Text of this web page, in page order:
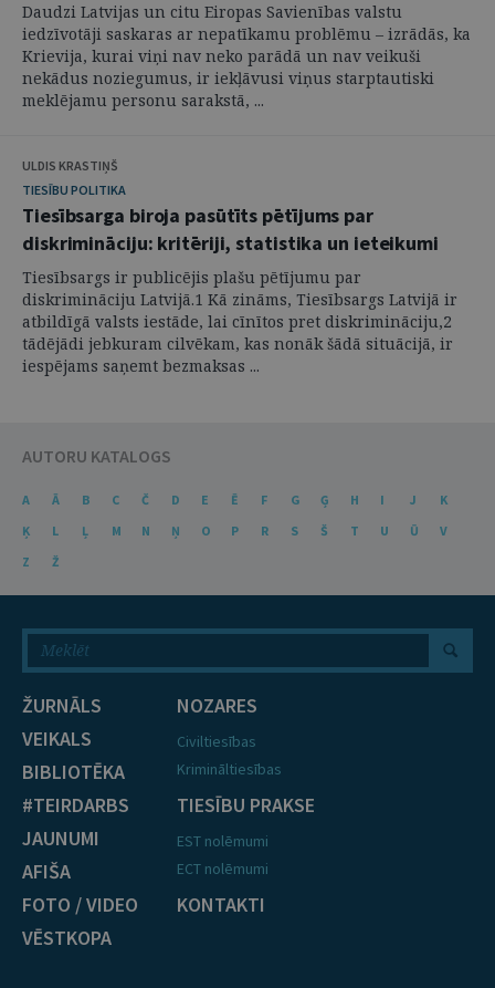
Daudzi Latvijas un citu Eiropas Savienības valstu
iedzīvotāji saskaras ar nepatīkamu problēmu – izrādās, ka
Krievija, kurai viņi nav neko parādā un nav veikuši
nekādus noziegumus, ir iekļāvusi viņus starptautiski
meklējamu personu sarakstā, ...
ULDIS KRASTIŅŠ
TIESĪBU POLITIKA
Tiesībsarga biroja pasūtīts pētījums par
diskrimināciju: kritēriji, statistika un ieteikumi
Tiesībsargs ir publicējis plašu pētījumu par
diskrimināciju Latvijā.1 Kā zināms, Tiesībsargs Latvijā ir
atbildīgā valsts iestāde, lai cīnītos pret diskrimināciju,2
tādējādi jebkuram cilvēkam, kas nonāk šādā situācijā, ir
iespējams saņemt bezmaksas ...
AUTORU KATALOGS
A Ā B C Č D E Ē F G Ģ H I J
K
Ķ
L Ļ M N Ņ O P R S Š T U Ū
V
Z
Ž
ŽURNĀLS
VEIKALS
BIBLIOTĒKA
#TEIRDARBS
JAUNUMI
AFIŠA
FOTO / VIDEO
VĒSTKOPA
NOZARES
Civiltiesības
Krimināltiesības
TIESĪBU PRAKSE
EST nolēmumi
ECT nolēmumi
KONTAKTI